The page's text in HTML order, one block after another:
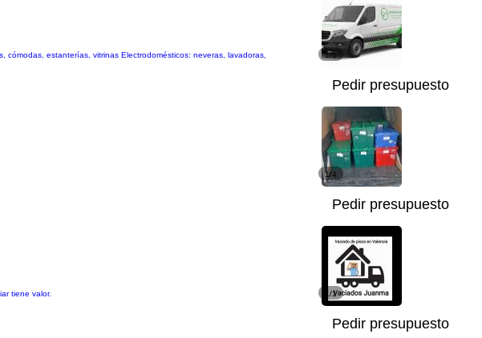
estanterías, vitrinas Electrodomésticos: neveras, lavadoras,
1/1
Pedir presupuesto
1/4
Pedir presupuesto
tiene valor.
1/1
Pedir presupuesto